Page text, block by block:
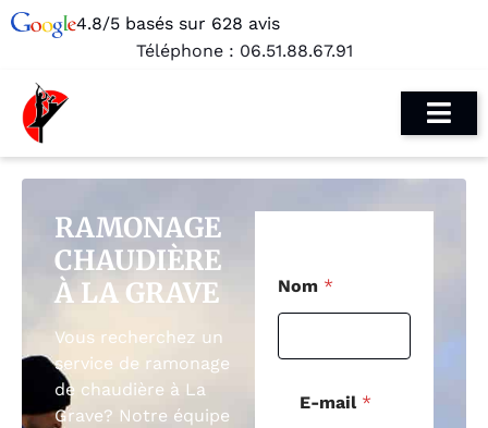
4.8/5 basés sur 628 avis
Téléphone : 06.51.88.67.91
RAMONAGE
CHAUDIÈRE
À LA GRAVE
Vous recherchez un
service de ramonage
de chaudière à La
Grave? Notre équipe
Nom *
E-mail *